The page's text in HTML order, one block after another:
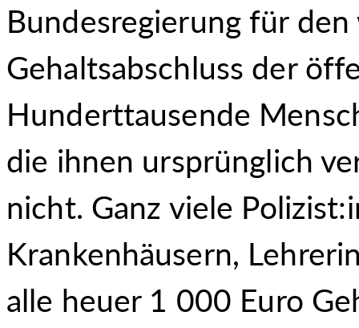
Bundesregierung für
Gehaltsabschluss der
Hunderttausende
die ihnen ursprünglich
nicht. Ganz viele
Krankenhäusern,
alle heuer 1 000 Euro